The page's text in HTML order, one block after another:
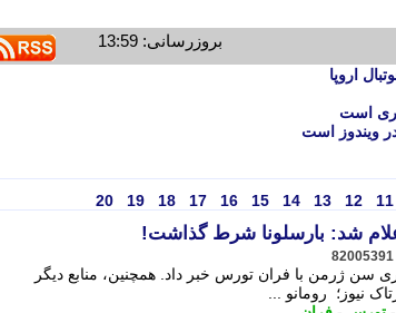
بروزرسانی: 13:59
اروپا
است
ویندوز است
11
12
13
14
15
16
17
18
19
20
شد: بارسلونا شرط گذاشت!
82005391
سن ژرمن با فران تورس خبر داد. همچنین، منابع دیگر
نیوز؛ رومانو ...